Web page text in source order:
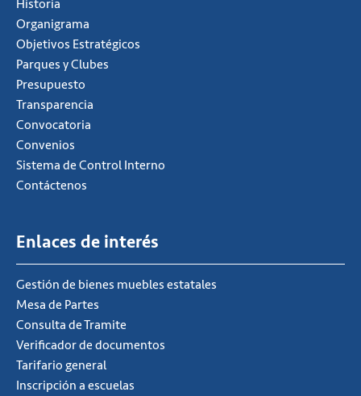
Historia
Organigrama
Objetivos Estratégicos
Parques y Clubes
Presupuesto
Transparencia
Convocatoria
Convenios
Sistema de Control Interno
Contáctenos
Enlaces de interés
Gestión de bienes muebles estatales
Mesa de Partes
Consulta de Tramite
Verificador de documentos
Tarifario general
Inscripción a escuelas